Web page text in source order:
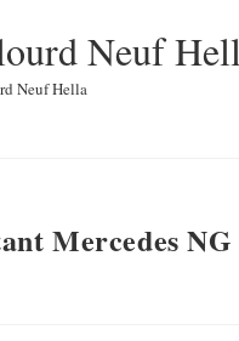
Neuf
Neuf Hella
Mercedes